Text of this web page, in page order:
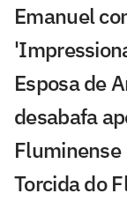
Emanuel
Esposa de
desabafa
Fluminense
Torcida do